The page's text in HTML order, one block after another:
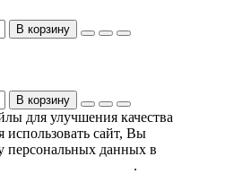
В корзину
В корзину
для улучшения качества
сайт, Вы
персональных данных в
.